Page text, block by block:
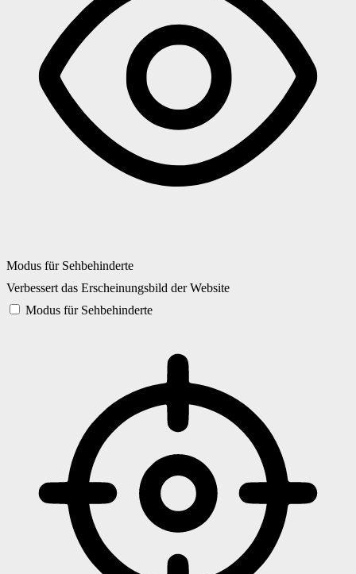
Modus für Sehbehinderte
Verbessert das Erscheinungsbild der Website
Modus für Sehbehinderte